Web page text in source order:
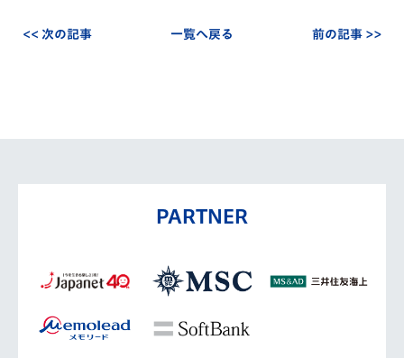
<< 次の記事 一覧へ戻る 前の記事 >>
PARTNER